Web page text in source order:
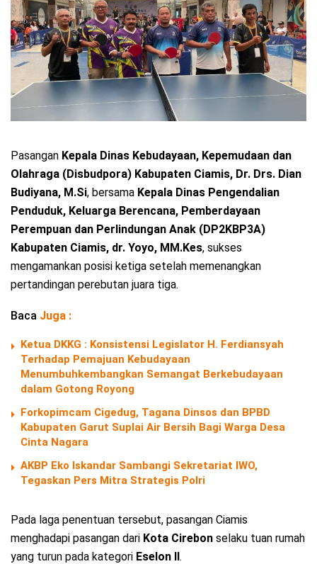
Pasangan Kepala Dinas Kebudayaan, Kepemudaan dan
Olahraga (Disbudpora) Kabupaten Ciamis, Dr. Drs. Dian
Budiyana, M.Si, bersama Kepala Dinas Pengendalian
Penduduk, Keluarga Berencana, Pemberdayaan
Perempuan dan Perlindungan Anak (DP2KBP3A)
Kabupaten Ciamis, dr. Yoyo, MM.Kes, sukses
mengamankan posisi ketiga setelah memenangkan
pertandingan perebutan juara tiga.
Baca Juga :
Ketua DKKG : Konsistensi Legislator H. Ferdiansyah
Terhadap Pemajuan Kebudayaan
Menumbuhkembangkan Semangat Berkebudayaan
dalam Gotong Royong
Forkopimcam Cigedug, Tagana Dinsos dan BPBD
Kabupaten Garut Suplai Air Bersih Bagi Warga Desa
Cinta Nagara
AKBP Eko Iskandar Sambangi Sekretariat IWO,
Tegaskan Pers Mitra Strategis Polri
Pada laga penentuan tersebut, pasangan Ciamis
menghadapi pasangan dari Kota Cirebon selaku tuan rumah
yang turun pada kategori Eselon II.